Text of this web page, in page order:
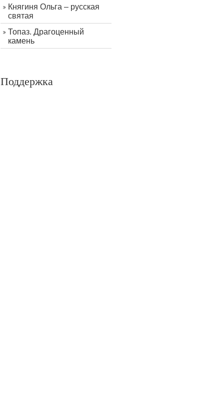
Княгиня Ольга – русская
святая
Топаз. Драгоценный
камень
Поддержка